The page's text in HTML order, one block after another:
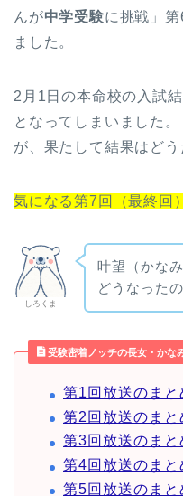
んが中学受験に挑戦」
ました。
2月1日の本命校の入試
となってしまいました
が、果たして結果はどう
気になる第7回（最終回
しろくま
叶望（かな
どうなった
受験密着ノッチの長女・かな
第1回放送のまと
第2回放送のまと
第3回放送のまと
第4回放送のまと
第5回放送のまと